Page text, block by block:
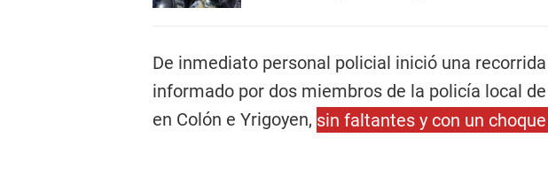
De inmediato personal policial inició una
informado por dos miembros de la policía local
en Colón e Yrigoyen, sin faltantes y con un